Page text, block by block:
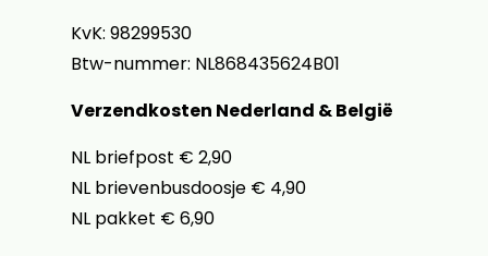
KvK: 98299530
Btw-nummer: NL868435624B01
Verzendkosten Nederland & België
NL briefpost € 2,90
NL brievenbusdoosje € 4,90
NL pakket € 6,90